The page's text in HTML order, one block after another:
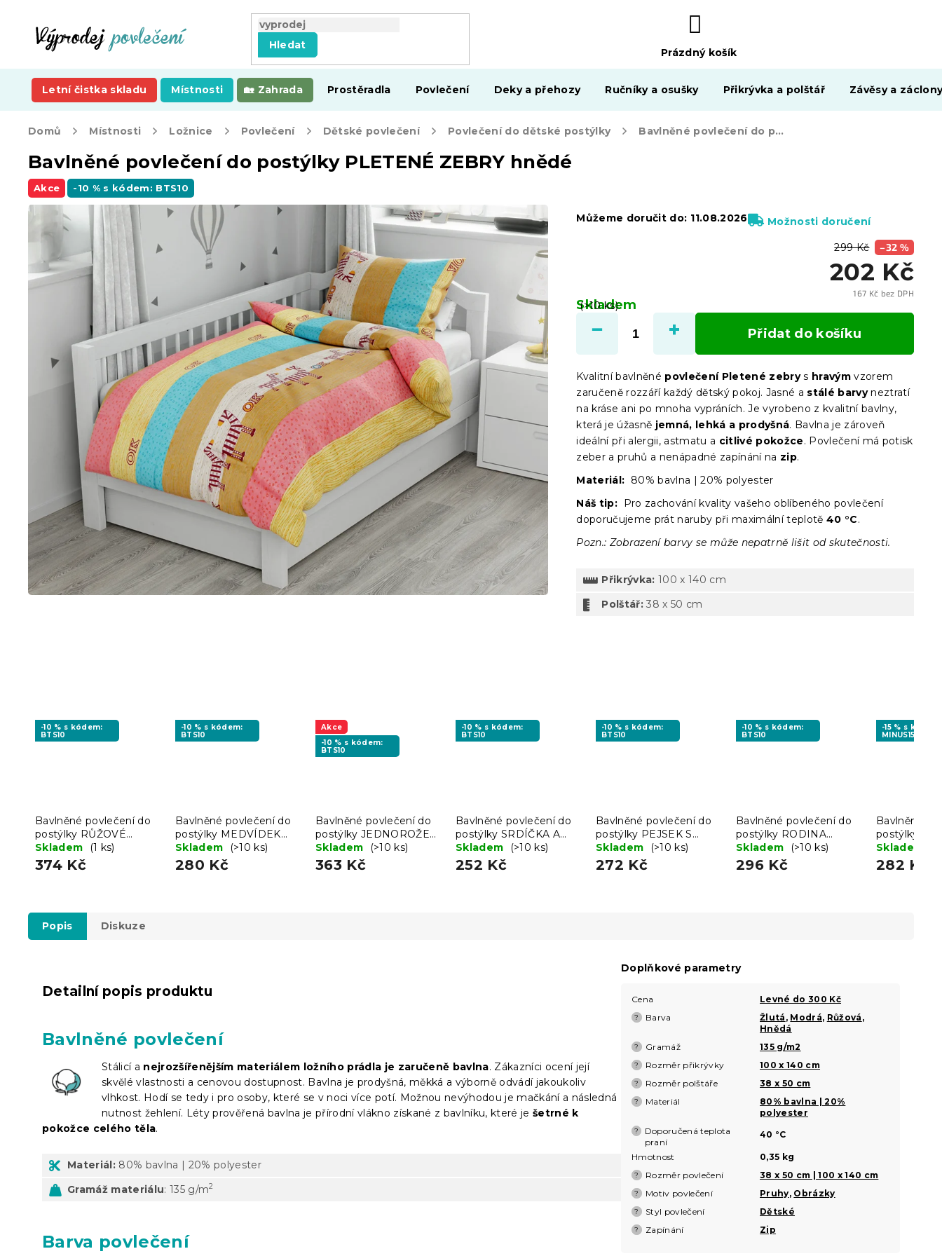
Hledat
NÁKUPNÍ
KOŠÍK
Prázdný košík
Letní čistka skladu Místnosti Zahrada Prostěradla Povlečení Deky a přehozy Ručníky a osušky Přikrývka a polštář Závěsy a
Domů Místnosti Ložnice Povlečení Dětské povlečení Povlečení do dětské postýlky Bavlněné povlečení do postýlky PLETENÉ ZEBRY hnědé
Bavlněné povlečení do postýlky PLETENÉ ZEBRY hnědé
Akce -10 % s kódem: BTS10
299 Kč –32 %
202 Kč
167 Kč bez DPH
cena:
Skladem
(>10 ks)
Můžeme doručit do: 11.08.2026 Možnosti doručení
Přidat do košíku
Kvalitní bavlněné povlečení Pletené zebrys hravýmvzorem
zaručeně rozzáří každý dětský pokoj. Jasné a stálé barvyneztratí
na kráse ani po mnoha vypráních. Je vyrobeno z kvalitní bavlny,
která je úžasně jemná, lehká a prodyšná. Bavlna je zároveň
ideální při alergii, astmatu a citlivé pokožce. Povlečení má potisk
zeber a pruhů a nenápadné zapínání na zip.
Materiál: 80% bavlna | 20% polyester
Náš tip: Pro zachování kvality vašeho oblíbeného povlečení
doporučujeme prát naruby při maximální teplotě40 °C.
Pozn.: Zobrazení barvy se může nepatrně lišit od skutečnosti.
Přikrývka: 100 x 140 cm
Polštář: 38 x 50 cm
-10 % s kódem:
BTS10
Bavlněné povlečení do
postýlky RŮŽOVÉ
KOSATKY bílé
Skladem (1 ks)
374 Kč
-10 % s kódem:
BTS10
Bavlněné povlečení do
postýlky MEDVÍDEK
LOVE hnědé
Skladem (>10 ks)
280 Kč
Akce
-10 % s kódem:
BTS10
Bavlněné povlečení do
postýlky JEDNOROŽEC
A MĚSÍC bílé
Skladem (>10 ks)
363 Kč
-10 % s kódem:
BTS10
Bavlněné povlečení do
postýlky SRDÍČKA A
PUNTÍKY krémové
Skladem (>10 ks)
252 Kč
-10 % s kódem:
BTS10
Bavlněné povlečení do
postýlky PEJSEK S
MEDVÍDKEM hnědé
Skladem (>10 ks)
272 Kč
-10 % s kódem:
BTS10
Bavlněné povlečení do
postýlky RODINA
MEDVÍDKA hnědé
Skladem (>10 ks)
296 Kč
-15 % s kódem:
MINUS15
Bavlněné
postýlky
šedé
Skladem
282 Kč
Popis Diskuze
Detailní popis produktu
Bavlněné povlečení
Stálicí a nejrozšířenějším materiálem ložního prádla je zaručeně bavlna. Zákazníci ocení její
skvělé vlastnosti a cenovou dostupnost. Bavlna je prodyšná, měkká a výborně odvádí jakoukoliv
vlhkost. Hodí se tedy i pro osoby, které se v noci více potí. Možnou nevýhodou je mačkání a následná
nutnost žehlení. Léty prověřená bavlna je přírodní vlákno získané z bavlníku, které je šetrné k
pokožce celého těla.
Materiál: 80% bavlna | 20% polyester
Gramáž materiálu: 135 g/m2
Barva povlečení
Doplňkové parametry
Cena Levné do 300 Kč
? Barva Žlutá , Modrá, Růžová ,
Hnědá
? Gramáž 135 g/m2
? Rozměr přikrývky 100 x 140 cm
? Rozměr polštáře 38 x 50 cm
? Materiál
80% bavlna | 20%
polyester
?
Doporučená teplota
praní
40 °C
Hmotnost 0,35 kg
? Rozměr povlečení 38 x 50 cm | 100 x 140 cm
? Motiv povlečení Pruhy, Obrázky
? Styl povlečení Dětské
? Zapínání Zip